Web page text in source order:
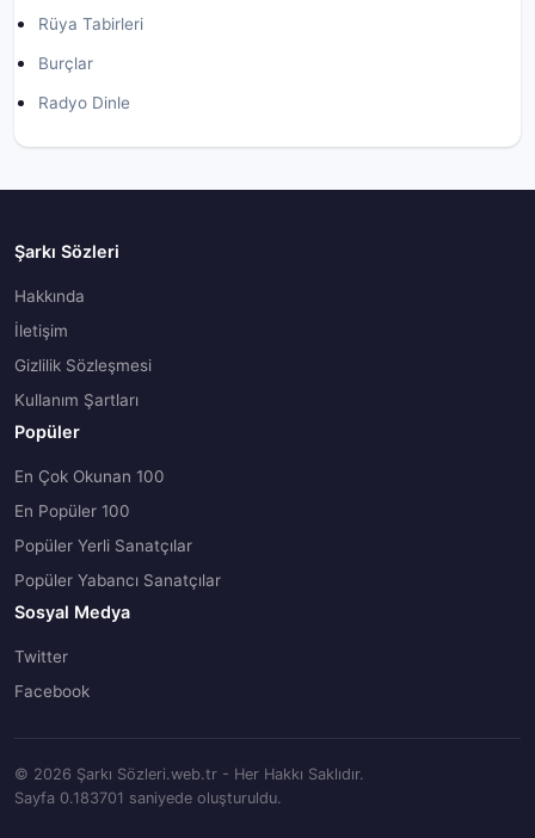
Rüya Tabirleri
Burçlar
Radyo Dinle
Şarkı Sözleri
Hakkında
İletişim
Gizlilik Sözleşmesi
Kullanım Şartları
Popüler
En Çok Okunan 100
En Popüler 100
Popüler Yerli Sanatçılar
Popüler Yabancı Sanatçılar
Sosyal Medya
Twitter
Facebook
© 2026 Şarkı Sözleri.web.tr - Her Hakkı Saklıdır.
Sayfa 0.183701 saniyede oluşturuldu.